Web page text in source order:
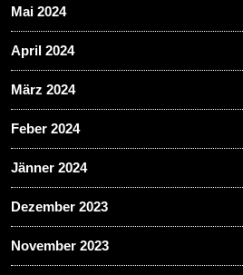
Mai 2024
April 2024
März 2024
Feber 2024
Jänner 2024
Dezember 2023
November 2023